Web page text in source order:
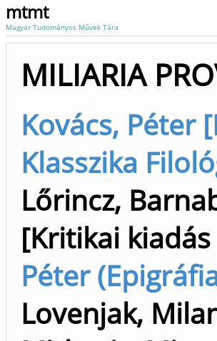
mtmt
Magyar Tudományos Művek Tára
MILIARIA
Kovács, Péter
Klasszika
Lőrincz,
[Kritikai
Péter
Lovenjak,